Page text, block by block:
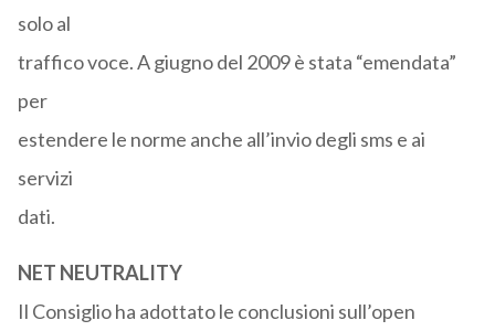
solo al
traffico voce. A giugno del 2009 è stata “emendata”
per
estendere le norme anche all’invio degli sms e ai
servizi
dati.
NET NEUTRALITY
Il Consiglio ha adottato le conclusioni sull’open